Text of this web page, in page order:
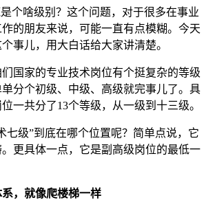
个啥级别？这个问题，对于很多在事业
的朋友来说，可能一直有点模糊。今天
事儿，用大白话给大家讲清楚。
国家的专业技术岗位有个挺复杂的等级
分个初级、中级、高级就完事儿了。具
一共分了13个等级，从一级到十三级。
七级”到底在哪个位置呢？简单点说，它
更具体一点，它是副高级岗位的最低一
，就像爬楼梯一样